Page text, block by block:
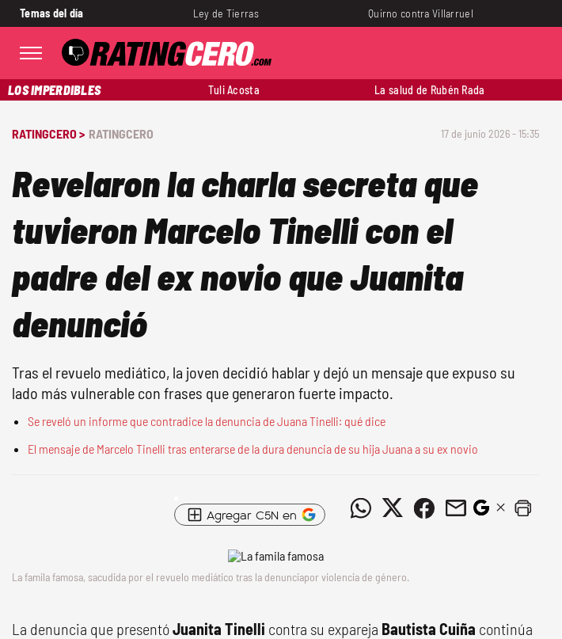
Temas del día Ley de Tierras Quirno contra Villarruel
LOS IMPERDIBLES Tuli Acosta La salud de Rubén Rada
RATINGCERO > RATINGCERO 17 de junio 2026 - 15:35
Revelaron la charla secreta que
tuvieron Marcelo Tinelli con el
padre del ex novio que Juanita
denunció
Tras el revuelo mediático, la joven decidió hablar y dejó un mensaje que expuso su
lado más vulnerable con frases que generaron fuerte impacto.
Se reveló un informe que contradice la denuncia de Juana Tinelli: qué dice
El mensaje de Marcelo Tinelli tras enterarse de la dura denuncia de su hija Juana a su ex novio
Agregar C5N en
La famila famosa, sacudida por el revuelo mediático tras la denunciapor violencia de género.
La denuncia que presentóJuanita Tinelli contra su expareja Bautista Cuiña continúa